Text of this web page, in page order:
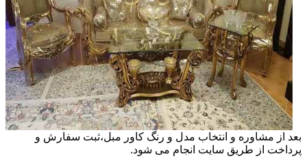
بعد از مشاوره و انتخاب مدل و رنگ کاور مبل،ثبت سفارش و
پرداخت از طریق سایت انجام می شود.